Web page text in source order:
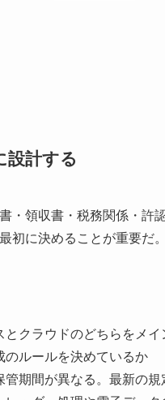
設計する
・領収書・税務関係・許
初に決めることが重要だ。
とクラウドのどちらをメ
のルールを決めているか
管期間が異なる。最新の